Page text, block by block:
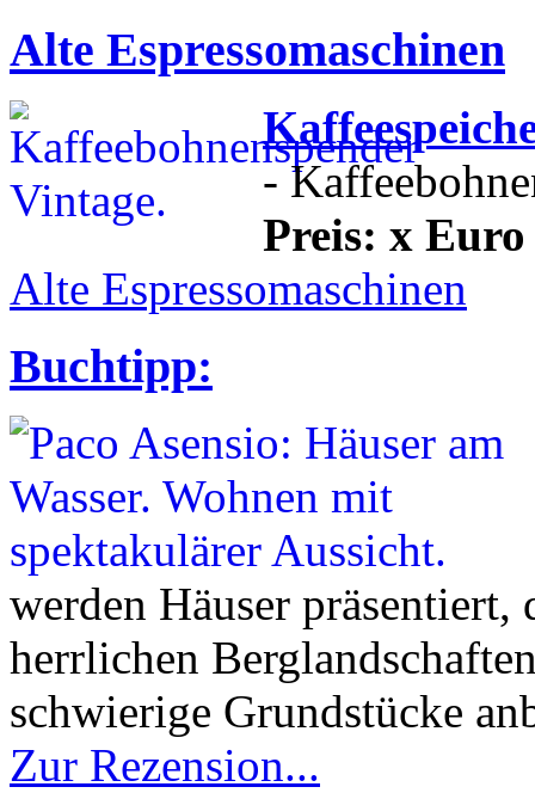
Alte Espressomaschinen
-
Preis: x Euro
Alte Espressomaschinen
Buchtipp:
werden Häuser
herrlichen
schwierige Grundstücke
Zur Rezension...